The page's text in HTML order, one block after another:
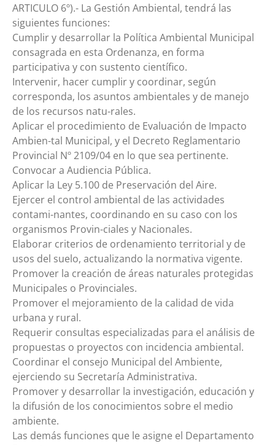
ARTICULO 6º).- La Gestión Ambiental, tendrá las
siguientes funciones:
Cumplir y desarrollar la Política Ambiental Municipal
consagrada en esta Ordenanza, en forma
participativa y con sustento científico.
Intervenir, hacer cumplir y coordinar, según
corresponda, los asuntos ambientales y de manejo
de los recursos natu-rales.
Aplicar el procedimiento de Evaluación de Impacto
Ambien-tal Municipal, y el Decreto Reglamentario
Provincial Nº 2109/04 en lo que sea pertinente.
Convocar a Audiencia Pública.
Aplicar la Ley 5.100 de Preservación del Aire.
Ejercer el control ambiental de las actividades
contami-nantes, coordinando en su caso con los
organismos Provin-ciales y Nacionales.
Elaborar criterios de ordenamiento territorial y de
usos del suelo, actualizando la normativa vigente.
Promover la creación de áreas naturales protegidas
Municipales o Provinciales.
Promover el mejoramiento de la calidad de vida
urbana y rural.
Requerir consultas especializadas para el análisis de
propuestas o proyectos con incidencia ambiental.
Coordinar el consejo Municipal del Ambiente,
ejerciendo su Secretaría Administrativa.
Promover y desarrollar la investigación, educación y
la difusión de los conocimientos sobre el medio
ambiente.
Las demás funciones que le asigne el Departamento